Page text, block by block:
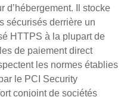
d’hébergement. Il stocke
sécurisés derrière un
HTTPS à la plupart de
de paiement direct
les normes établies
le PCI Security
conjoint de sociétés